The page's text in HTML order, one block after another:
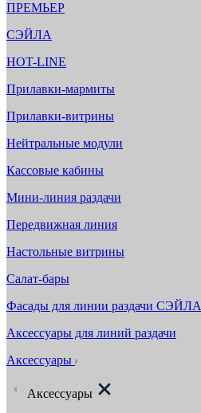
ПРЕМЬЕР
СЭЙЛА
HOT-LINE
Прилавки-мармиты
Прилавки-витрины
Нейтральные модули
Кассовые кабины
Мини-линия раздачи
Передвижная линия
Настольные витрины
Салат-бары
Фасады для линии раздачи СЭЙЛА
Аксессуары для линий раздачи
Аксессуары
Аксессуары